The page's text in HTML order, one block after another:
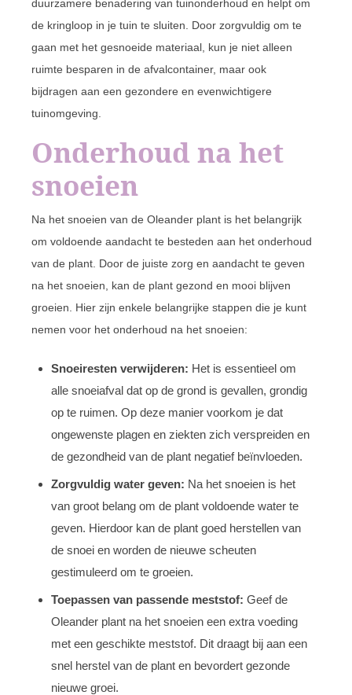
duurzamere benadering van tuinonderhoud en helpt om
de kringloop in je tuin te sluiten. Door zorgvuldig om te
gaan met het gesnoeide materiaal, kun je niet alleen
ruimte besparen in de afvalcontainer, maar ook
bijdragen aan een gezondere en evenwichtigere
tuinomgeving.
Onderhoud na het
snoeien
Na het snoeien van de Oleander plant is het belangrijk
om voldoende aandacht te besteden aan het onderhoud
van de plant. Door de juiste zorg en aandacht te geven
na het snoeien, kan de plant gezond en mooi blijven
groeien. Hier zijn enkele belangrijke stappen die je kunt
nemen voor het onderhoud na het snoeien:
Snoeiresten verwijderen: Het is essentieel om
alle snoeiafval dat op de grond is gevallen, grondig
op te ruimen. Op deze manier voorkom je dat
ongewenste plagen en ziekten zich verspreiden en
de gezondheid van de plant negatief beïnvloeden.
Zorgvuldig water geven: Na het snoeien is het
van groot belang om de plant voldoende water te
geven. Hierdoor kan de plant goed herstellen van
de snoei en worden de nieuwe scheuten
gestimuleerd om te groeien.
Toepassen van passende meststof: Geef de
Oleander plant na het snoeien een extra voeding
met een geschikte meststof. Dit draagt bij aan een
snel herstel van de plant en bevordert gezonde
nieuwe groei.